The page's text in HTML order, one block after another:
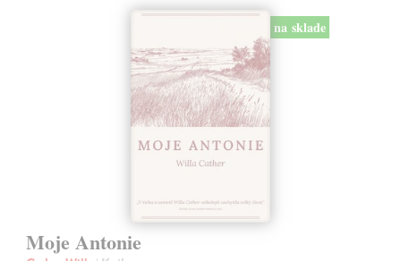
na sklade
Moje Antonie